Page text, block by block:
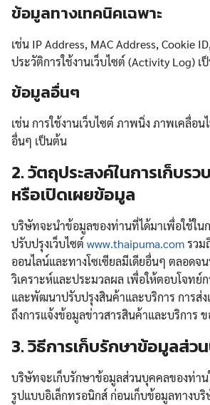
ข้อมูลทางเทคนิคเฉพาะ
เช่น IP Address, MAC Address, Cookie
ประวัติการใช้งานเว็บไซต์ (Activity Log) เ
ข้อมูลอื่นๆ
เช่น การใช้งานเว็บไซต์ ภาพนิ่ง ภาพเคลื่อน
อื่นๆ เป็นต้น
2.วัตถุประสงค์ในการเก็บรว
หรือเปิดเผยข้อมูล
บริษัทจะนำข้อมูลของท่านที่ได้มาเพื่อใช้ใ
ปรับปรุงเว็บไซต์ www.thaipuma.comรวม
ออนไลน์และทางโซเซียลมีเดียอื่นๆ ตลอดจ
วิเคราะห์และประมวลผล เพื่อให้ตอบโจทย์
และพัฒนาปรับปรุงสินค้าและบริการ การส่ง
ถึงการแจ้งข้อมูลข่าวสารสินค้าและบริการ
3.วิธีการเก็บรักษาข้อมูลส่ว
บริษัทจะเก็บรักษาข้อมูลส่วนบุคคลของท่าน
รูปแบบอิเล็กทรอนิกส์ ก่อนเก็บข้อมูลทางบ